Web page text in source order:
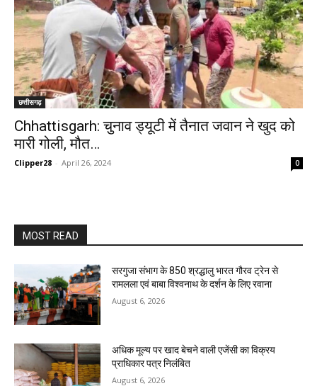
छत्तीसगढ़
Chhattisgarh: चुनाव ड्यूटी में तैनात जवान ने खुद को
मारी गोली, मौत…
Clipper28 - April 26, 2024 0
MOST READ
सरगुजा संभाग के 850 श्रद्धालु भारत गौरव ट्रेन से
रामलला एवं बाबा विश्वनाथ के दर्शन के लिए रवाना
August 6, 2026
अधिक मूल्य पर खाद बेचने वाली एजेंसी का विक्रय
प्राधिकार पत्र निलंबित
August 6, 2026